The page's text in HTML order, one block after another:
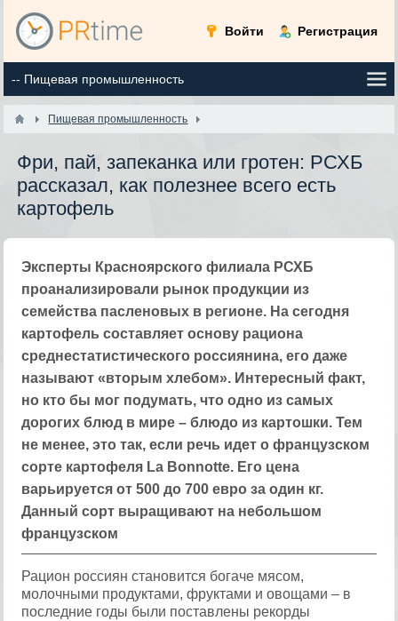
Войти Регистрация
Пищевая промышленность
Фри, пай, запеканка или гротен: РСХБ
рассказал, как полезнее всего есть
картофель
Эксперты Красноярского филиала РСХБ
проанализировали рынок продукции из
семейства пасленовых в регионе. На сегодня
картофель составляет основу рациона
среднестатистического россиянина, его даже
называют «вторым хлебом». Интересный факт,
но кто бы мог подумать, что одно из самых
дорогих блюд в мире – блюдо из картошки. Тем
не менее, это так, если речь идет о французском
сорте картофеля La Bonnotte. Его цена
варьируется от 500 до 700 евро за один кг.
Данный сорт выращивают на небольшом
французском
Рацион россиян становится богаче мясом,
молочными продуктами, фруктами и овощами – в
последние годы были поставлены рекорды